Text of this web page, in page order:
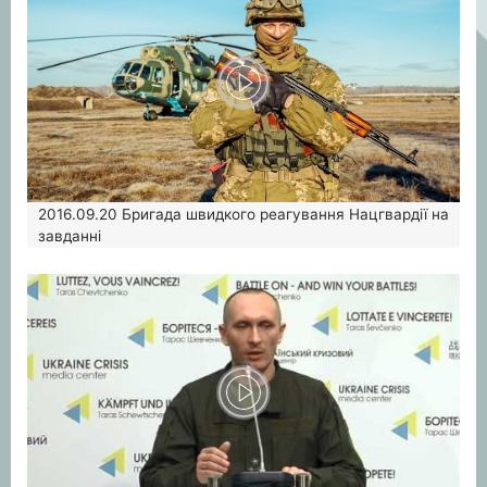
2016.09.20 Бригада швидкого реагування Нацгвардії на
завданні